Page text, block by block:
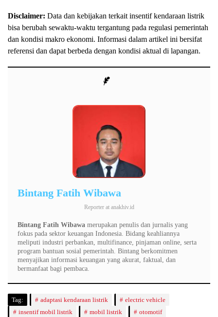
Disclaimer: Data dan kebijakan terkait insentif kendaraan listrik
bisa berubah sewaktu-waktu tergantung pada regulasi pemerintah
dan kondisi makro ekonomi. Informasi dalam artikel ini bersifat
referensi dan dapat berbeda dengan kondisi aktual di lapangan.
Bintang Fatih Wibawa
Reporter at anakhiv.id
Bintang Fatih Wibawa merupakan penulis dan jurnalis yang
fokus pada sektor keuangan Indonesia. Bidang keahliannya
meliputi industri perbankan, multifinance, pinjaman online, serta
program bantuan sosial pemerintah. Bintang berkomitmen
menyajikan informasi keuangan yang akurat, faktual, dan
bermanfaat bagi pembaca.
Tag: adaptasi kendaraan listrik
electric vehicle
insentif mobil listrik
mobil listrik otomotif